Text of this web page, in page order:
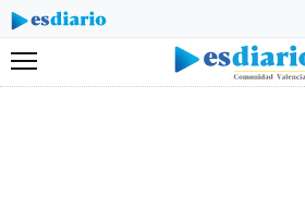
Menú